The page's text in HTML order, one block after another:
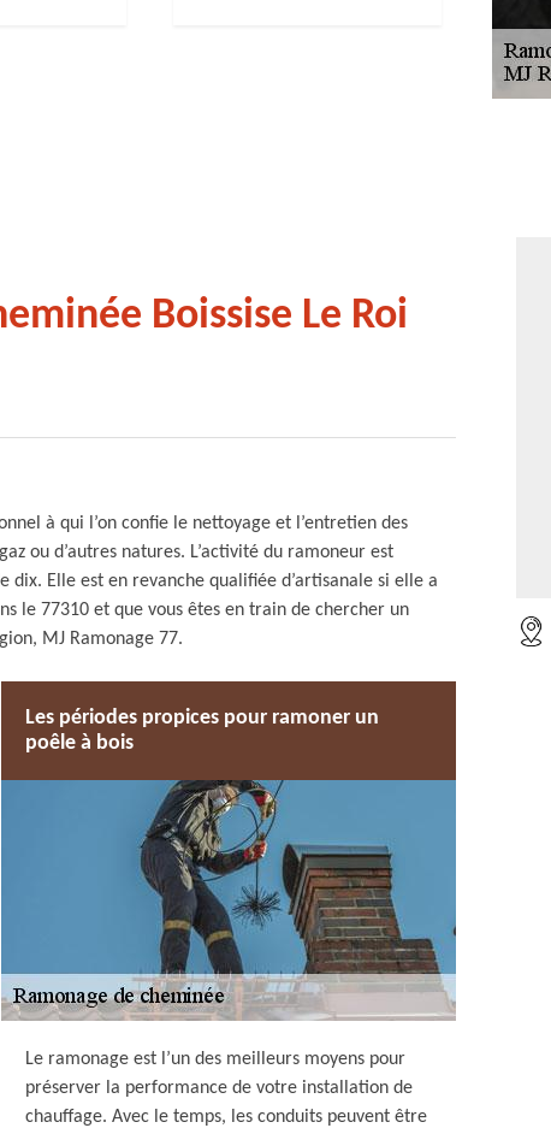
Boissise Le Roi
à qui l’on confie le nettoyage et l’entretien des
ou d’autres natures. L’activité du ramoneur est
dix. Elle est en revanche qualifiée d’artisanale si elle a
le 77310 et que vous êtes en train de chercher un
MJ Ramonage 77.
Les périodes propices pour ramoner un
poêle à bois
Le ramonage est l’un des meilleurs moyens pour
préserver la performance de votre installation de
chauffage. Avec le temps, les conduits peuvent être